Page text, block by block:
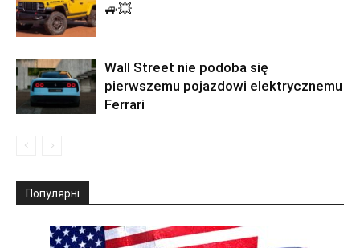
🚙💥
Wall Street nie podoba się
pierwszemu pojazdowi elektrycznemu
Ferrari
Популярні